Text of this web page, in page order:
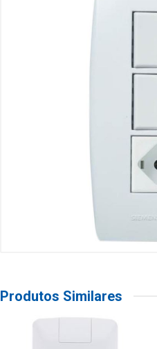
Produtos Similares